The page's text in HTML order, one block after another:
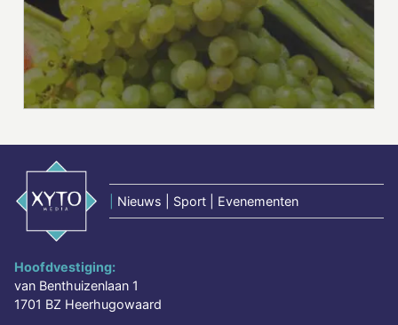
Nieuws | Sport | Evenementen
Hoofdvestiging:
van Benthuizenlaan 1
1701 BZ Heerhugowaard